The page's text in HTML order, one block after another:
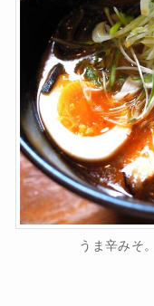
うま辛みそ